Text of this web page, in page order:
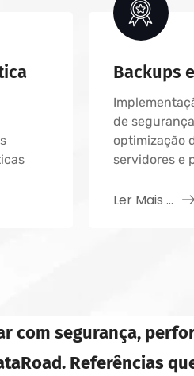
Backups
de
optimização
servidores e
Ler Mais ...
com segurança,
Referências